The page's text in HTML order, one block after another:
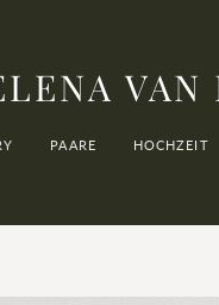
VAN
PAARE HOCHZEIT